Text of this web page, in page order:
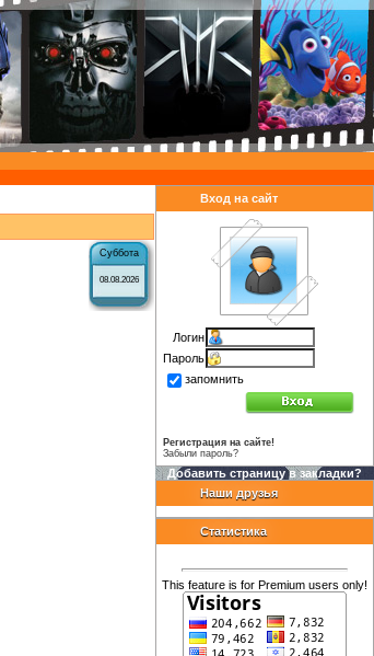
Суббота
08.08.2026
Вход на сайт
Логин
Пароль
запомнить
Регистрация на сайте!
Забыли пароль?
Добавить страницу в закладки?
Наши друзья
Статистика
This feature is for Premium users only!